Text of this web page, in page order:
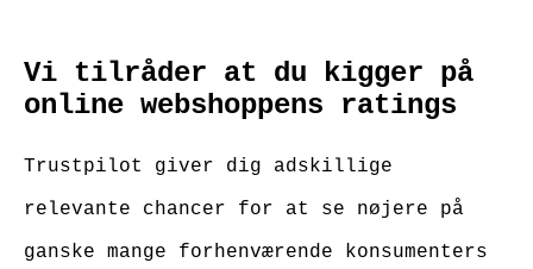
Vi tilråder at du kigger på
online webshoppens ratings
Trustpilot giver dig adskillige
relevante chancer for at se nøjere på
ganske mange forhenværende konsumenters